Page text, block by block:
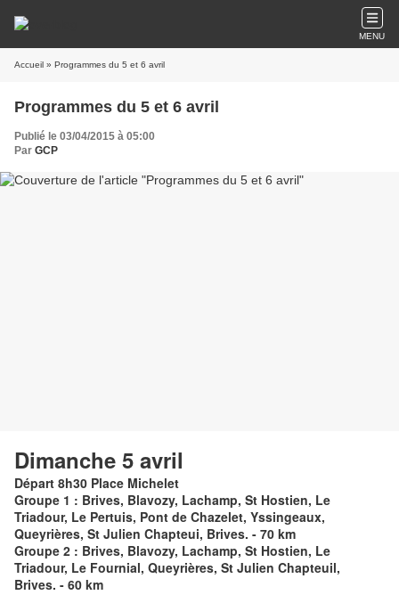
MENU
Accueil » Programmes du 5 et 6 avril
Programmes du 5 et 6 avril
Publié le 03/04/2015 à 05:00
Par GCP
Dimanche 5 avril
Départ 8h30 Place Michelet
Groupe 1 : Brives, Blavozy, Lachamp, St Hostien, Le
Triadour, Le Pertuis, Pont de Chazelet, Yssingeaux,
Queyrières, St Julien Chapteui, Brives. - 70 km
Groupe 2 : Brives, Blavozy, Lachamp, St Hostien, Le
Triadour, Le Fournial, Queyrières, St Julien Chapteuil,
Brives. - 60 km